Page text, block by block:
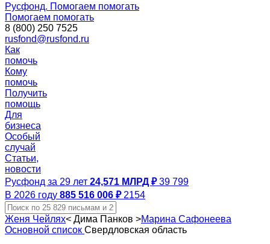
Русфонд. Помогаем помогать
Помогаем помогать
8 (800) 250 7525
rusfond@rusfond.ru
Как
помочь
Кому
помочь
Получить
помощь
Для
бизнеса
Особый
случай
Статьи,
новости
Русфонд за 29 лет 24,571 МЛРД ₽ 39 799
В 2026 году 885 516 006 ₽ 2154
Женя Чейлях< Дима Панков >Марина Сафонеева
Основной список Свердловская область